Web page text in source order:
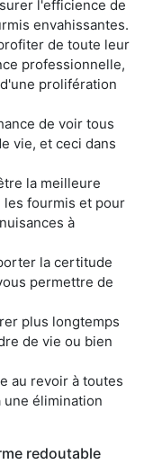
l'efficience de
envahissantes.
de toute leur
professionnelle,
prolifération
de voir tous
vie, et ceci dans
la meilleure
fourmis et pour
à
la certitude
permettre de
plus longtemps
de vie ou bien
au revoir à toutes
élimination
redoutable